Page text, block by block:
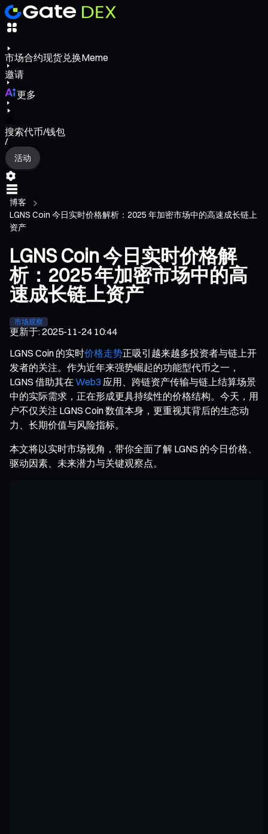
市场合约现货兑换Meme
邀请
更多
搜索代币/钱包
/
活动
博客
LGNS Coin 今日实时价格解析：2025 年加密市场中的高速成长链上
资产
LGNS Coin 今日实时价格解
析：2025 年加密市场中的高
速成长链上资产
市场观察
更新于:2025-11-24 10:44
LGNS Coin 的实时价格走势正吸引越来越多投资者与链上开
发者的关注。作为近年来强势崛起的功能型代币之一，
LGNS 借助其在 Web3 应用、跨链资产传输与链上结算场景
中的实际需求，正在形成更具持续性的价格结构。今天，用
户不仅关注 LGNS Coin数值本身，更重视其背后的生态动
力、长期价值与风险指标。
本文将以实时市场视角，带你全面了解 LGNS 的今日价格、
驱动因素、未来潜力与关键观察点。